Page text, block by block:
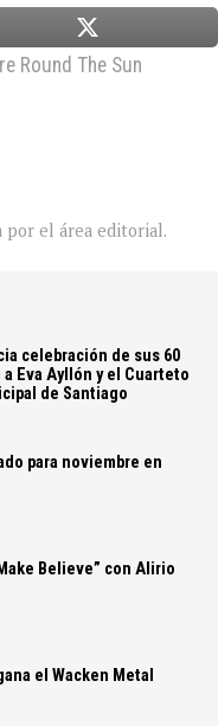
Round The Sun
por el área editorial.
celebración de sus 60
Eva Ayllón y el Cuarteto
de Santiago
para noviembre en
Believe” con Alirio
el Wacken Metal